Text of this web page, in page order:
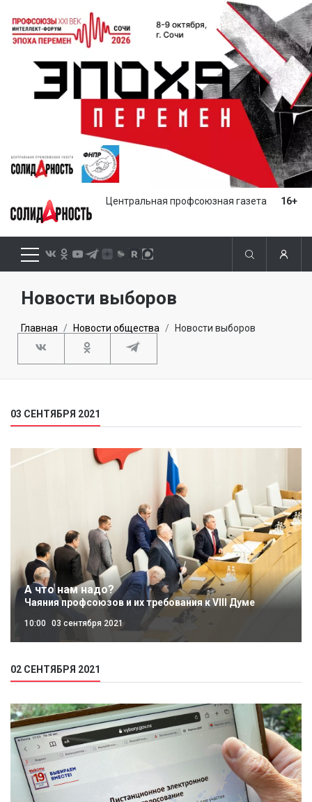
Центральная профсоюзная газета 16+
Новости выборов
Главная Новости общества Новости выборов
03 СЕНТЯБРЯ 2021
А что нам надо?
Чаяния профсоюзов и их требования к VIII Думе
10:00 03 сентября 2021
02 СЕНТЯБРЯ 2021